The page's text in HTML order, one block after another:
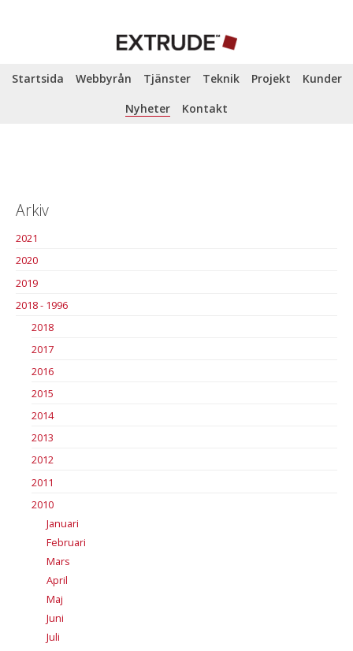
Startsida Webbyrån Tjänster Teknik Projekt
Kunder
Nyheter
Kontakt
Arkiv
2021
2020
2019
2018 - 1996
2018
2017
2016
2015
2014
2013
2012
2011
2010
Januari
Februari
Mars
April
Maj
Juni
Juli